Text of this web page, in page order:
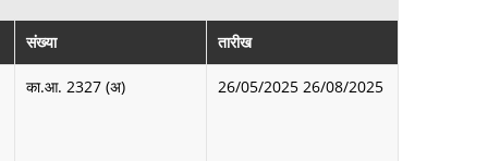
संख्या तारीख
का.आ. 2327 (अ) 26/05/2025 26/08/2025